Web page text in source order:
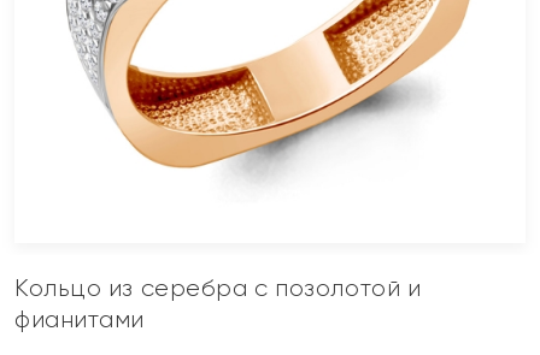
Кольцо из серебра с позолотой и
фианитами